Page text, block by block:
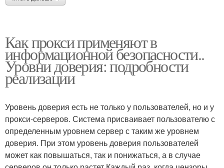
Как прокси применяют в
информационной безопасности..
Уровни доверия: подробности
реализации
Уровень доверия есть не только у пользователей, но и у
прокси-серверов. Система присваивает пользователю с
определенным уровнем сервер с таким же уровнем
доверия. При этом уровень доверия пользователей
может как повышаться, так и понижаться, а в случае